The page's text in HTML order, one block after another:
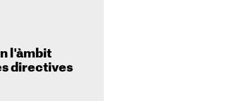
l'àmbit
directives